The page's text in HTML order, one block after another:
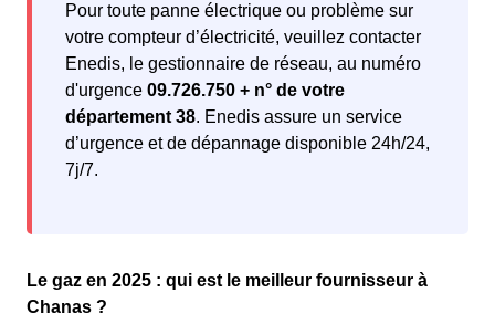
Pour toute panne électrique ou problème sur
votre compteur d’électricité, veuillez contacter
Enedis, le gestionnaire de réseau, au numéro
d'urgence 09.726.750 + n° de votre
département 38. Enedis assure un service
d’urgence et de dépannage disponible 24h/24,
7j/7.
Le gaz en 2025 : qui est le meilleur fournisseur à
Chanas ?